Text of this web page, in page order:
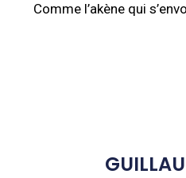
Comme l’akène qui